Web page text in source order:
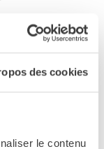
des cookies
le contenu